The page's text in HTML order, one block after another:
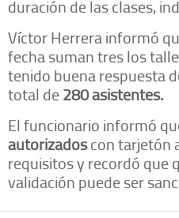
duración de las clases,
Víctor Herrera informó
fecha suman tres los
tenido buena respuesta
total de280 asistentes.
El funcionario informó
autorizadoscon tarjetón
requisitos y recordó que
validación puede ser